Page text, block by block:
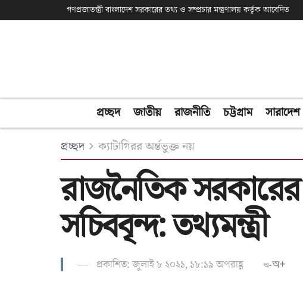
গণপ্রজাতন্ত্রী বাংলাদেশ সরকারের তথ্য ও সম্প্রচার মন্ত্রণালয় কর্তৃক আবেদিত
প্রচ্ছদ জাতীয় রাজনীতি চট্টগ্রাম সারাদেশ
প্রচ্ছদ ক্যাটাগিরর অর্ন্তভুক্ত নয়
রাজনৈতিক সরকারের
সচিববৃন্দ: তথ্যমন্ত্রী
প্রকাশিত: জুলাই ৮ ২০২১, ১৮:১৯ অপরাহ্ণ অ-অ+